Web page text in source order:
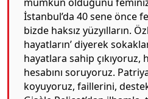
İstanbul’da 40 sene önce
bizde haksız yüzyılların.
hayatların’ diyerek
hayatlara sahip çıkıyoruz,
hesabını soruyoruz.
koyuyoruz, faillerini,